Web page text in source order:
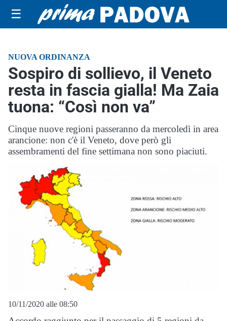
☰
NUOVA ORDINANZA
Sospiro di sollievo, il Veneto
resta in fascia gialla! Ma Zaia
tuona: “Così non va”
Cinque nuove regioni passeranno da mercoledì in area
arancione: non c'è il Veneto, dove però gli
assembramenti del fine settimana non sono piaciuti.
10/11/2020 alle 08:50